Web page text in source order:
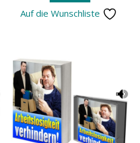
Auf die Wunschliste